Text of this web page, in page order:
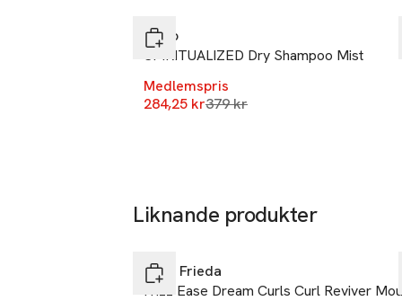
R+Co
SPIRITUALIZED Dry Shampoo Mist
Medlemspris
284,25 krLägsta pris 30 dagar
379 kr
Liknande produkter
John Frieda
Frizz Ease Dream Curls Curl Reviver